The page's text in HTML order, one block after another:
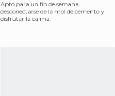
Apto para un fin de semana
desconectarse de la mol de cemento y
disfrutar la calma.